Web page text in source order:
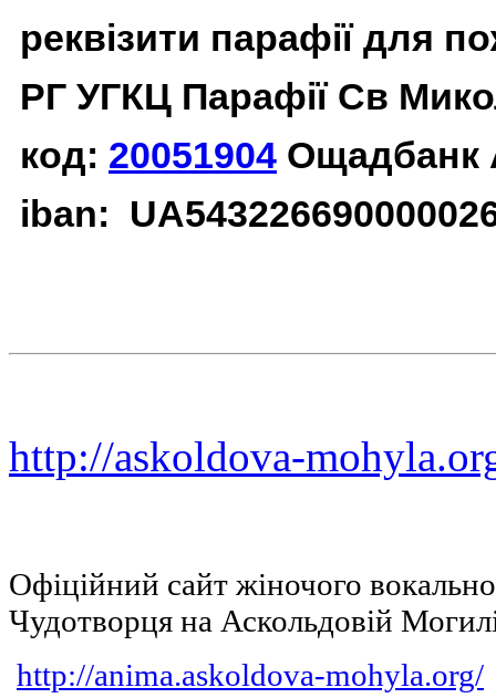
реквізити парафії для
РГ УГКЦ Парафії Св
код: 20051904 Ощадбанк
iban:
http://askoldova-
Офіційний сайт жіночого
Чудотворця на Аскольдовій
http://anima.askoldova-mohyla.org/